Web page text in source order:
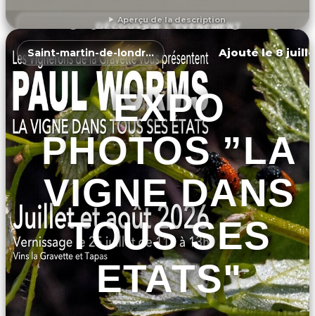
Aperçu de la description
DÉCOUVRIR L'ÉVÉNEMENT
Saint-martin-de-londres Ajouté le 8
EXPO
PHOTOS ”LA
VIGNE DANS
TOUS SES
ETATS"